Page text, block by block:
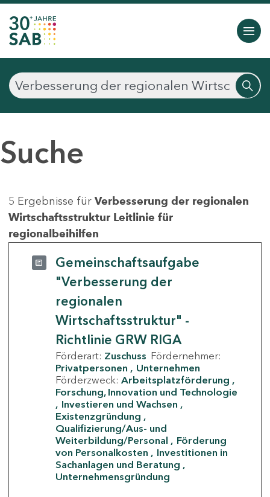
Suche
5 Ergebnisse für Verbesserung der regionalen
Wirtschaftsstruktur Leitlinie für
regionalbeihilfen
Gemeinschaftsaufgabe
"Verbesserung der
regionalen
Wirtschaftsstruktur" -
Richtlinie GRW RIGA
Förderart: Zuschuss Fördernehmer:
Privatpersonen
Unternehmen
Förderzweck: Arbeitsplatzförderung
Forschung, Innovation und Technologie
Investieren und Wachsen
Existenzgründung
Qualifizierung/Aus- und
Weiterbildung/Personal
Förderung
von Personalkosten
Investitionen in
Sachanlagen und Beratung
Unternehmensgründung